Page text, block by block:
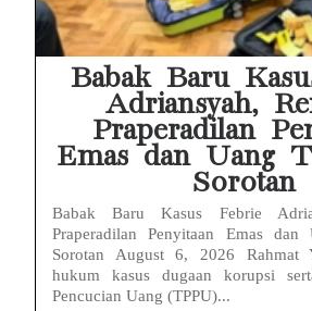
Babak Baru
Adriansyah,
Praperadilan
Emas dan Uang
Sorotan
Babak Baru Kasus Febrie
Praperadilan Penyitaan Emas
Sorotan August 6, 2026 Rahmat
hukum kasus dugaan korupsi
Pencucian Uang (TPPU)...